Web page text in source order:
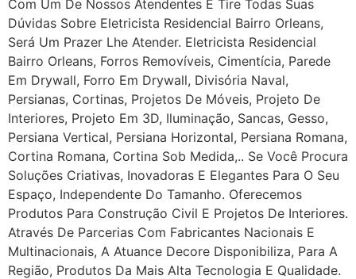
Com Um De Nossos Atendentes E Tire Todas Suas
Dúvidas Sobre Eletricista Residencial Bairro Orleans,
Será Um Prazer Lhe Atender. Eletricista Residencial
Bairro Orleans, Forros Removíveis, Cimentícia, Parede
Em Drywall, Forro Em Drywall, Divisória Naval,
Persianas, Cortinas, Projetos De Móveis, Projeto De
Interiores, Projeto Em 3D, Iluminação, Sancas, Gesso,
Persiana Vertical, Persiana Horizontal, Persiana Romana,
Cortina Romana, Cortina Sob Medida,.. Se Você Procura
Soluções Criativas, Inovadoras E Elegantes Para O Seu
Espaço, Independente Do Tamanho. Oferecemos
Produtos Para Construção Civil E Projetos De Interiores.
Através De Parcerias Com Fabricantes Nacionais E
Multinacionais, A Atuance Decore Disponibiliza, Para A
Região, Produtos Da Mais Alta Tecnologia E Qualidade.